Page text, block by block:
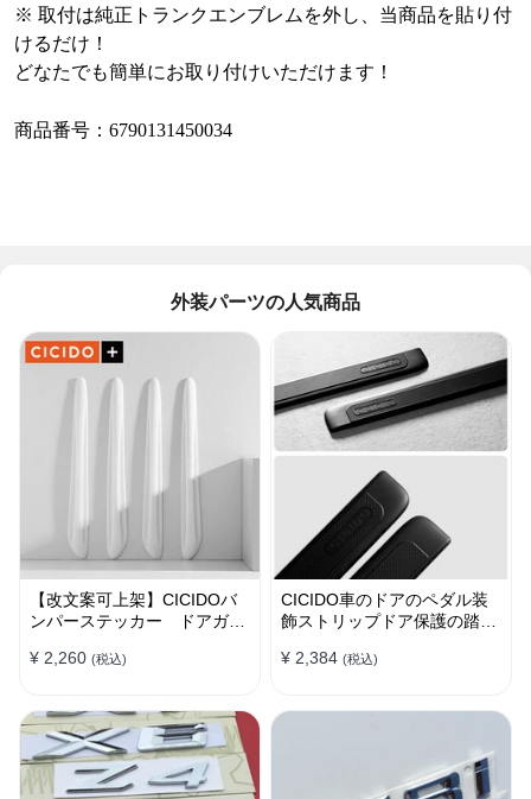
※ 取付は純正トランクエンブレムを外し、当商品を貼り付
けるだけ！
どなたでも簡単にお取り付けいただけます！
商品番号：6790131450034
外装パーツの人気商品
【改文案可上架】CICIDOバ
ンパーステッカー ドアガー
スクラッチ シリカゲル
¥ 2,260 (税込)
CICIDO車のドアのペダル装
飾ストリップドア保護の踏み
¥ 2,384 (税込)